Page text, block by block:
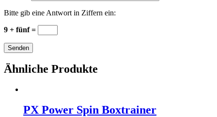
Bitte gib eine Antwort in Ziffern ein:
9 + fünf =
Ähnliche Produkte
PX Power Spin Boxtrainer